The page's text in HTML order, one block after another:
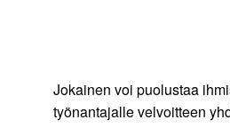
Jokainen voi puolustaa
työnantajalle velvoitteen